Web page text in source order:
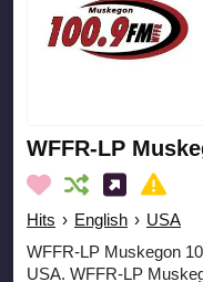
WFFR-LP
Hits › English › USA
WFFR-LP Muskegon
USA. WFFR-LP